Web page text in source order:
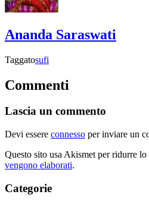
Ananda Saraswati
Taggatosufi
Commenti
Lascia un commento
Devi essere connesso per inviare un
Questo sito usa Akismet per ridurre lo
vengono elaborati.
Categorie